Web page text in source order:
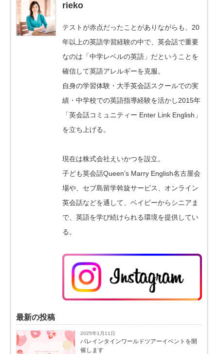
rieko
テストが赤点だったことがありながらも、20
年以上の英語学習経験の中で、英会話で重要
なのは「中学レベルの英語」だということを
確信して英語アレルギーを克服。
自身の学習体験・大手英会話スクールでの実
績・中学校での英語指導経験を活かし2015年
「英会話コミュニティー Enter Link English」
を立ち上げる。
現在は株式会社えいかつを設立。
子ども英会話Queen’s Marry English名古屋会
場や、セブ島留学斡旋サービス、オンライン
英会話などを通して、ベイビーからシニアま
で、英語を学び続けられる環境を提供してい
る。
最新の投稿
2025年1月11日
バレインタインワールドツアーイベントを開
催します